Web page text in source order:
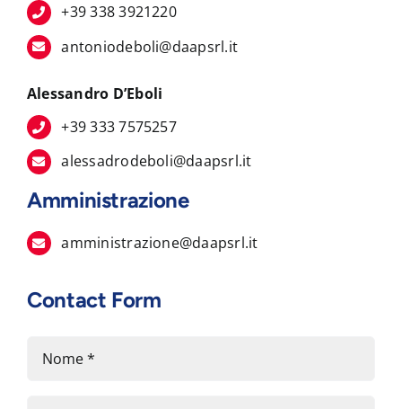
+39 338 3921220
antoniodeboli@daapsrl.it
Alessandro D’Eboli
+39 333 7575257
alessadrodeboli@daapsrl.it
Amministrazione
amministrazione@daapsrl.it
Contact Form